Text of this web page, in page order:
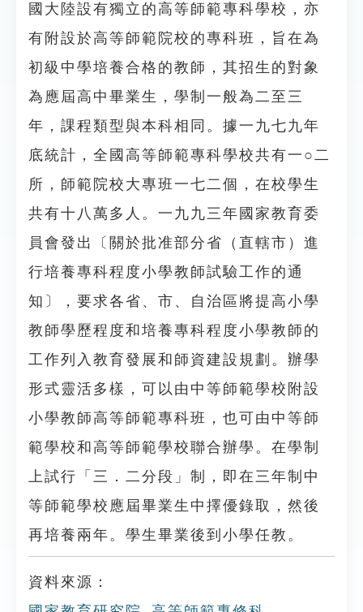
國大陸設有獨立的高等師範專科學校，亦
有附設於高等師範院校的專科班，旨在為
初級中學培養合格的教師，其招生的對象
為應屆高中畢業生，學制一般為二至三
年，課程類型與本科相同。據一九七九年
底統計，全國高等師範專科學校共有一○二
所，師範院校大專班一七二個，在校學生
共有十八萬多人。一九九三年國家教育委
員會發出〔關於批准部分省（直轄市）進
行培養專科程度小學教師試驗工作的通
知〕，要求各省、市、自治區將提高小學
教師學歷程度和培養專科程度小學教師的
工作列入教育發展和師資建設規劃。辦學
形式靈活多樣，可以由中等師範學校附設
小學教師高等師範專科班，也可由中等師
範學校和高等師範學校聯合辦學。在學制
上試行「三．二分段」制，即在三年制中
等師範學校應屆畢業生中擇優錄取，然後
再培養兩年。學生畢業後到小學任教。
資料來源：